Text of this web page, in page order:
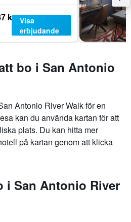
kr Visa
erbjudande
bo i San Antonio
Antonio River Walk för en
kan du använda kartan för att
plats. Du kan hitta mer
på kartan genom att klicka
i San Antonio River